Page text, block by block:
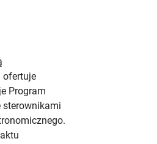
ofertuje
Program
sterownikami